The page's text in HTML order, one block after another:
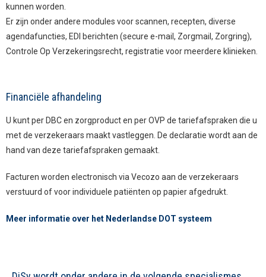
kunnen worden.
Er zijn onder andere modules voor scannen, recepten, diverse
agendafuncties, EDI berichten (secure e-mail, Zorgmail, Zorgring),
Controle Op Verzekeringsrecht, registratie voor meerdere klinieken.
Financiële afhandeling
U kunt per DBC en zorgproduct en per OVP de tariefafspraken die u
met de verzekeraars maakt vastleggen. De declaratie wordt aan de
hand van deze tariefafspraken gemaakt.
Facturen worden electronisch via Vecozo aan de verzekeraars
verstuurd of voor individuele patiënten op papier afgedrukt.
Meer informatie over het Nederlandse DOT systeem